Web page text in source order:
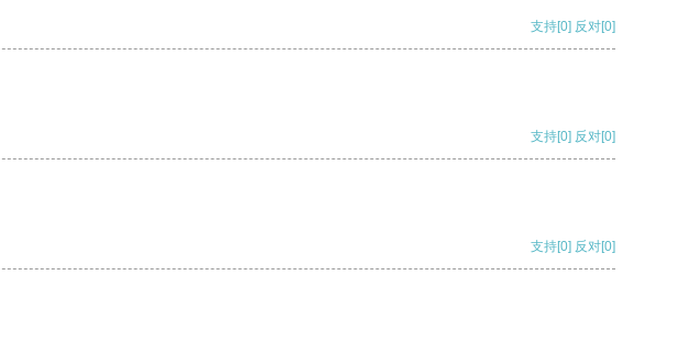
支持[0] 反对[0]
支持[0] 反对[0]
支持[0] 反对[0]